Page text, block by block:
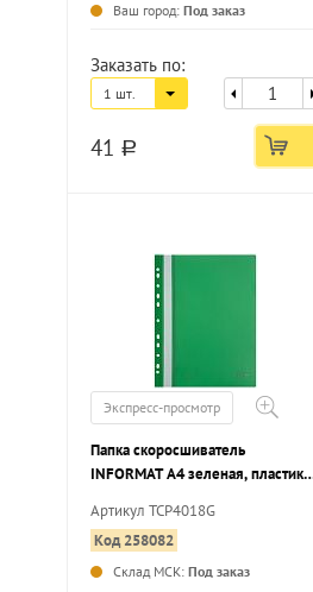
Ваш город: Под заказ
Заказать по:
1 шт.
41 a
Экспресс-просмотр
Папка скоросшиватель
INFORMAT А4 зеленая, пластик
маркировки, с перфорацией
Артикул TCP4018G
Код 258082
Склад МСК: Под заказ